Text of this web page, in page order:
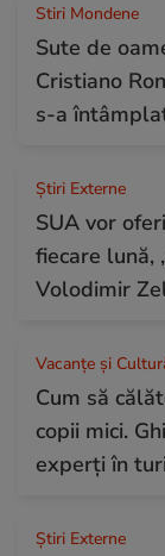
Stiri Mondene
Sute de
Cristiano
s-a
Știri Externe
SUA vor
fiecare lună,
Volodimir
Vacanțe și
Cum să
copii mici.
experți în
Știri Externe